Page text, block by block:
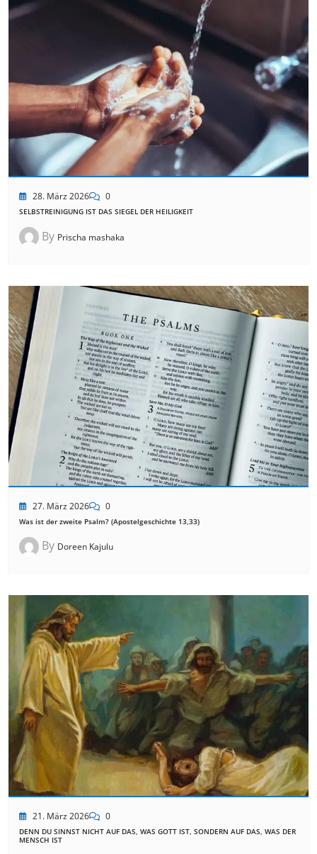
28. März 2026 0
SELBSTREINIGUNG IST DAS SIEGEL DER HEILIGKEIT
By Prischa mashaka
27. März 2026 0
Was ist der zweite Psalm? (Apostelgeschichte 13,33)
By Doreen Kajulu
21. März 2026 0
DENN DU SINNST NICHT AUF DAS, WAS GOTT IST, SONDERN AUF DAS, WAS DER
MENSCH IST